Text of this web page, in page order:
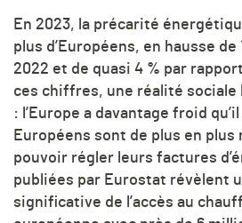
En 2023, la précarité
plus d’Européens, en hausse de
2022 et de quasi 4 % par
ces chiffres, une réalité
: l’Europe a davantage froid
Européens sont de plus en plus
pouvoir régler leurs factures
publiées par Eurostat révèlent
significative de l’accès au